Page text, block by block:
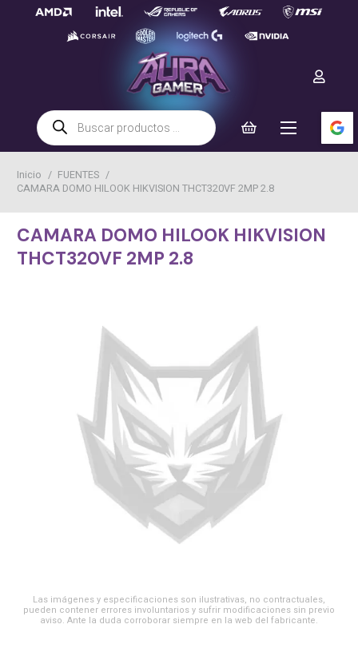
Búsqueda
de
productos
Inicio / FUENTES /
CAMARA DOMO HILOOK HIKVISION THCT320VF 2MP 2.8
CAMARA DOMO HILOOK HIKVISION
THCT320VF 2MP 2.8
Las imágenes y especificaciones son ilustrativas, no contractuales,
pueden contener errores involuntarios y sufrir modificaciones sin previo
aviso. Ante la duda corroborar siempre en la web del fabricante.